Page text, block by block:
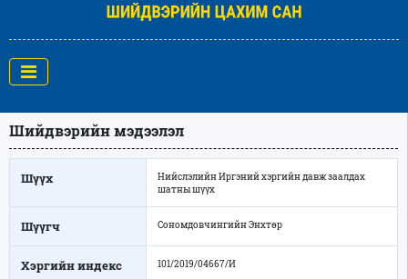
Шийдвэрийн мэдээлэл
Шүүх
Нийслэлийн Иргэний хэргийн давж заалдах
шатны шүүх
Шүүгч Сономдовчингийн Энхтөр
Хэргийн индекс 101/2019/04667/И